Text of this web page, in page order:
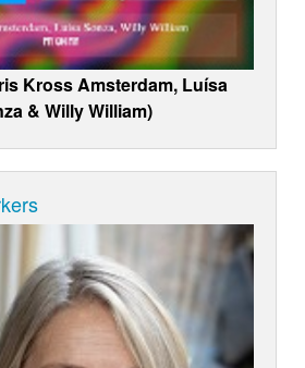
Kross Amsterdam, Luísa
& Willy William)